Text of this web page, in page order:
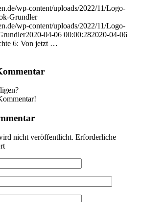
wp-content/uploads/2022/11/Logo-
Grundler
wp-content/uploads/2022/11/Logo-
2020-04-06 00:00:282020-04-06
6: Von jetzt …
nicht veröffentlicht. Erforderliche